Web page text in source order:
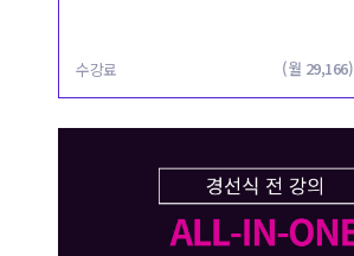
수강료 (월 29,166)